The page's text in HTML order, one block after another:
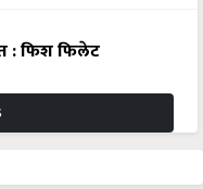
: फिश फिलेट